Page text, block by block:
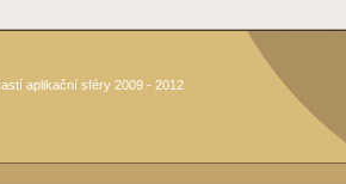
aplikační sféry 2009 - 2012